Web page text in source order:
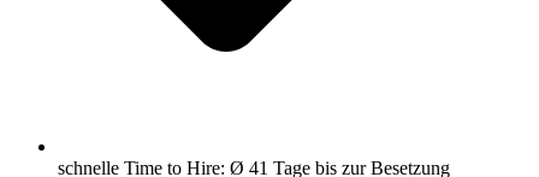
schnelle Time to Hire: Ø 41 Tage bis zur Besetzung